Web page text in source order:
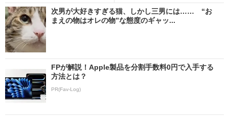
次男が大好きすぎる猫、しかし三男には…… “お
まえの物はオレの物”な態度のギャッ...
FPが解説！Apple製品を分割手数料0円で入手する
方法とは？
PR(Fav-Log)